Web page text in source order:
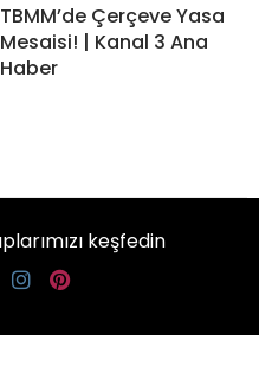
TBMM’de Çerçeve Yasa
Mesaisi! | Kanal 3 Ana
Haber
keşfedin